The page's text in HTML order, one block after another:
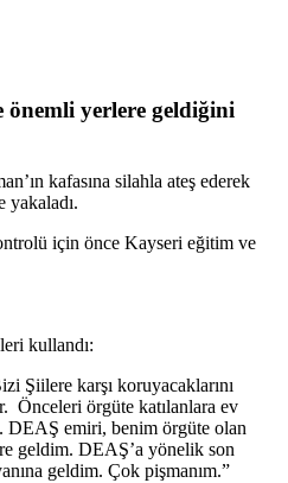
yerlere geldiğini
kafasına silahla ateş ederek
yakaladı.
için önce Kayseri eğitim ve
kullandı:
Şiilere karşı koruyacaklarını
Önceleri örgüte katılanlara ev
emiri, benim örgüte olan
geldim. DEAŞ’a yönelik son
geldim. Çok pişmanım.”